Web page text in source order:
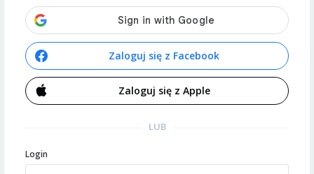
Zaloguj się z Facebook
Zaloguj się z Apple
LUB
Login